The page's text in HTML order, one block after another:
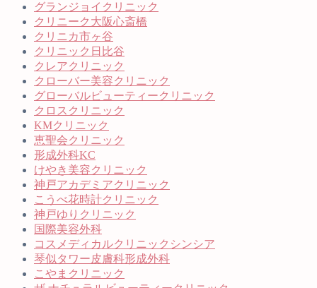
グランジョイクリニック
クリニーク大阪心斎橋
クリニカ市ヶ谷
クリニック日比谷
クレアクリニック
クローバー美容クリニック
グローバルビューティークリニック
クロスクリニック
KMクリニック
恵聖会クリニック
形成外科KC
けやき美容クリニック
神戸アカデミアクリニック
こうべ花時計クリニック
神戸ゆりクリニック
国際美容外科
コスメディカルクリニックシンシア
琴似タワー皮膚科形成外科
こやまクリニック